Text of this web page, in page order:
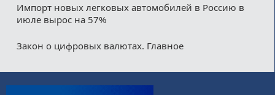
Импорт новых легковых автомобилей в Россию в
июле вырос на 57%
Закон о цифровых валютах. Главное